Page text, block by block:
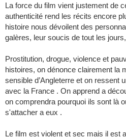
La force du film vient justement de
authenticité rend les récits encore
histoire nous dévoilent des
galères, leur soucis de tout les
Prostitution, drogue, violence et
histoires, on dénonce clairement la
sensible d’Angleterre et on ressent
avec la France . On apprend a
on comprendra pourquoi ils sont là
s'attacher a eux .
Le film est violent et sec mais il est